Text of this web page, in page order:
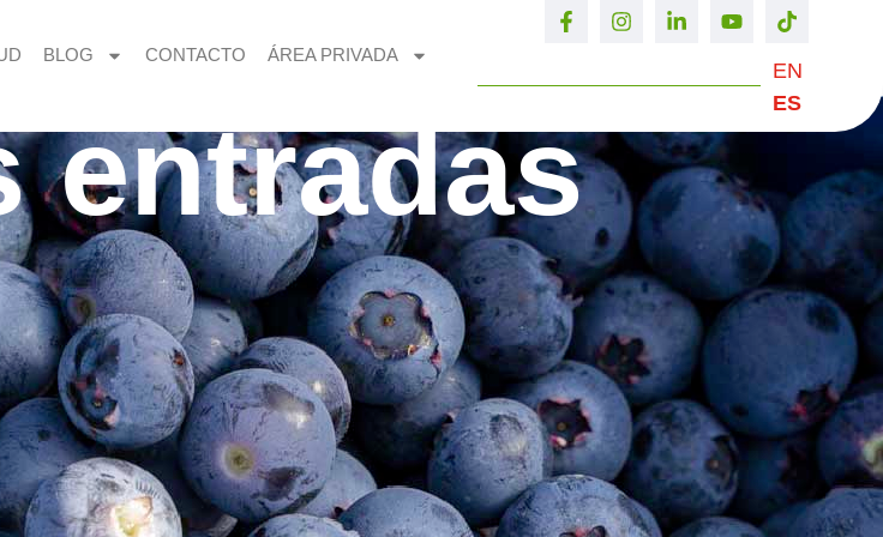
BLOG CONTACTO ÁREA PRIVADA
EN
ES
entradas